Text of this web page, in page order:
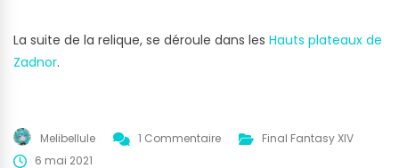
La suite de la relique, se déroule dans les Hauts plateaux de
Zadnor.
Melibellule 1 Commentaire
Final Fantasy XIV
6 mai 2021